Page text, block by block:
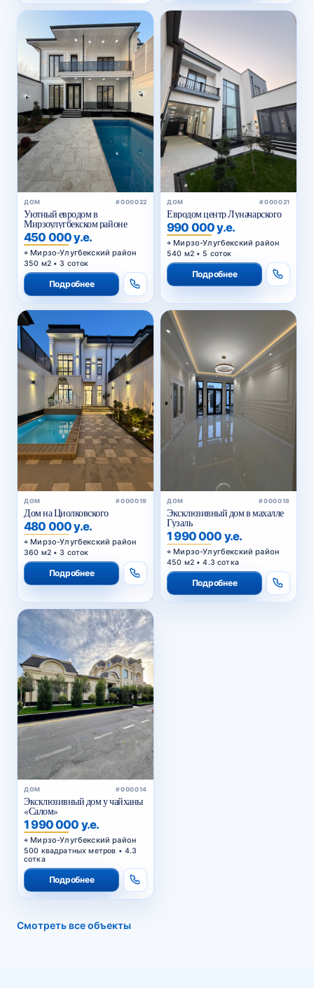
ДОМ #000022
Уютный евродом в
Мирзоулугбекском районе
450 000 у.е.
Мирзо-Улугбекский район
350 м2 • 3 соток
Подробнее
ДОМ #000021
Евродом центр Луначарского
990 000 у.е.
Мирзо-Улугбекский район
540 м2 • 5 соток
Подробнее
ДОМ #000019
Дом на Циолковского
480 000 у.е.
Мирзо-Улугбекский район
360 м2 • 3 соток
Подробнее
ДОМ #000018
Эксклюзивный дом в махалле
Гузаль
1 990 000 у.е.
Мирзо-Улугбекский район
450 м2 • 4.3 сотка
Подробнее
ДОМ #000014
Эксклюзивный дом у чайханы
«Салом»
1 990 000 у.е.
Мирзо-Улугбекский район
500 квадратных метров • 4.3
сотка
Подробнее
Смотреть все объекты